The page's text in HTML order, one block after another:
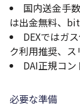
国内送金手
は出金無料、
DEXではガ
ク利用推奨、
DAI正規コ
必要な準備